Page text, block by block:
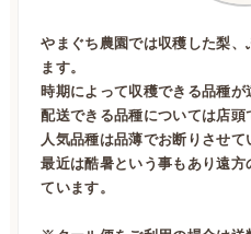
やまぐち農園では収穫した梨
ます。
時期によって収穫できる品種が
配送できる品種については店頭
人気品種は品薄でお断りさせて
最近は酷暑という事もあり遠
ています。